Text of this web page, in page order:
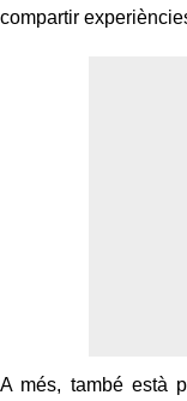
compartir
A més, també està